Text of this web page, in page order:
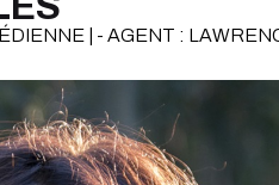
| - AGENT :